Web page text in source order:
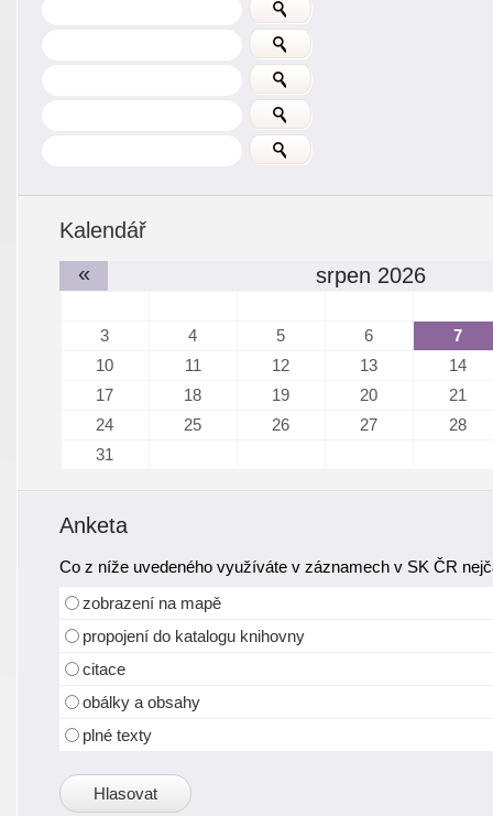
Kalendář
«
srpen 2026
3 4 5 6
7
10
11 12 13
14
17
18 19 20
21
24
25 26 27
28
31
Anketa
Co z níže uvedeného využíváte v záznamech v SK ČR
zobrazení na mapě
propojení do katalogu knihovny
citace
obálky a obsahy
plné texty